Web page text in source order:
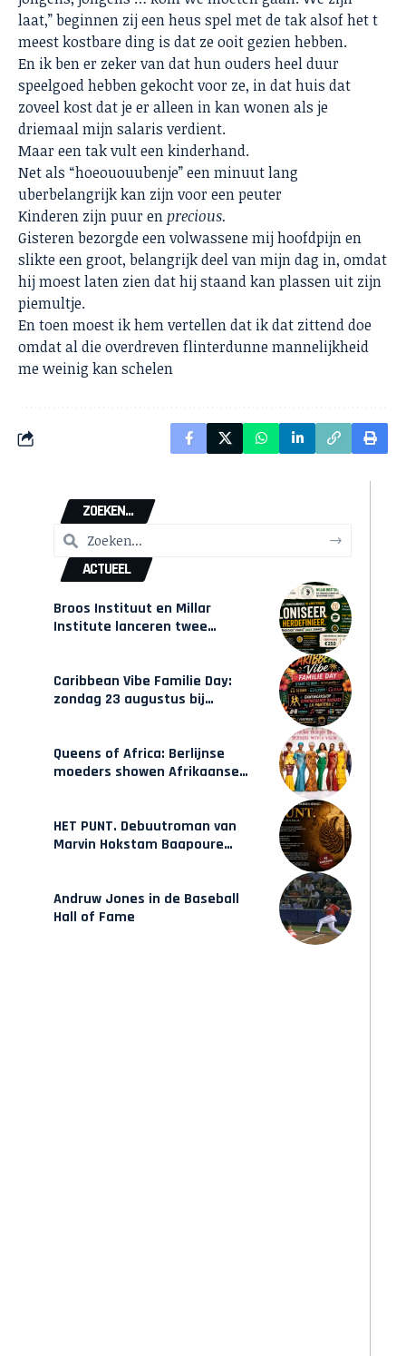
laat,” beginnen zij een heus spel met de tak alsof het t
meest kostbare ding is dat ze ooit gezien hebben.
En ik ben er zeker van dat hun ouders heel duur
speelgoed hebben gekocht voor ze, in dat huis dat
zoveel kost dat je er alleen in kan wonen als je
driemaal mijn salaris verdient.
Maar een tak vult een kinderhand.
Net als “hoeououubenje” een minuut lang
uberbelangrijk kan zijn voor een peuter
Kinderen zijn puur en precious.
Gisteren bezorgde een volwassene mij hoofdpijn en
slikte een groot, belangrijk deel van mijn dag in, omdat
hij moest laten zien dat hij staand kan plassen uit zijn
piemultje.
En toen moest ik hem vertellen dat ik dat zittend doe
omdat al die overdreven flinterdunne mannelijkheid
me weinig kan schelen
ZOEKEN...
ACTUEEL
Broos Instituut en Millar
Institute lanceren twee
Caribbean Vibe Familie Day:
zondag 23 augustus bij
Queens of Africa: Berlijnse
moeders showen Afrikaanse
HET PUNT. Debuutroman van
Marvin Hokstam Baapoure
Andruw Jones in de Baseball
Hall of Fame